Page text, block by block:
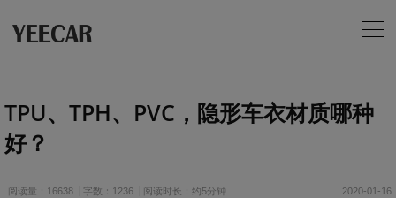
TPU、TPH、PVC，隐形车衣材质哪种
好？
阅读量：16638 字数：1236 阅读时长：约5分钟 2020-01-16